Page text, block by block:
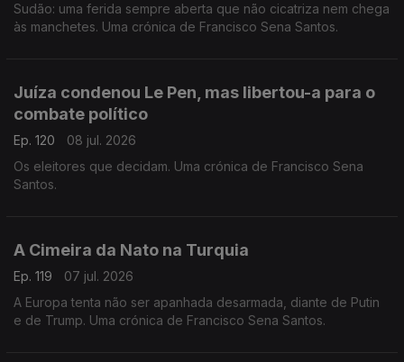
Sudão: uma ferida sempre aberta que não cicatriza nem chega
às manchetes. Uma crónica de Francisco Sena Santos.
Juíza condenou Le Pen, mas libertou-a para o
combate político
Ep. 120
08 jul. 2026
Os eleitores que decidam. Uma crónica de Francisco Sena
Santos.
A Cimeira da Nato na Turquia
Ep. 119
07 jul. 2026
A Europa tenta não ser apanhada desarmada, diante de Putin
e de Trump. Uma crónica de Francisco Sena Santos.